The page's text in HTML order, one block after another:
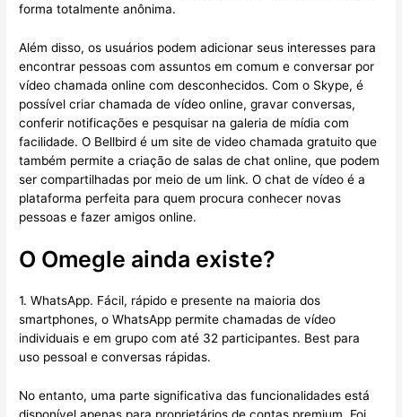
forma totalmente anônima.
Além disso, os usuários podem adicionar seus interesses para
encontrar pessoas com assuntos em comum e conversar por
vídeo chamada online com desconhecidos. Com o Skype, é
possível criar chamada de vídeo online, gravar conversas,
conferir notificações e pesquisar na galeria de mídia com
facilidade. O Bellbird é um site de video chamada gratuito que
também permite a criação de salas de chat online, que podem
ser compartilhadas por meio de um link. O chat de vídeo é a
plataforma perfeita para quem procura conhecer novas
pessoas e fazer amigos online.
O Omegle ainda existe?
1. WhatsApp. Fácil, rápido e presente na maioria dos
smartphones, o WhatsApp permite chamadas de vídeo
individuais e em grupo com até 32 participantes. Best para
uso pessoal e conversas rápidas.
No entanto, uma parte significativa das funcionalidades está